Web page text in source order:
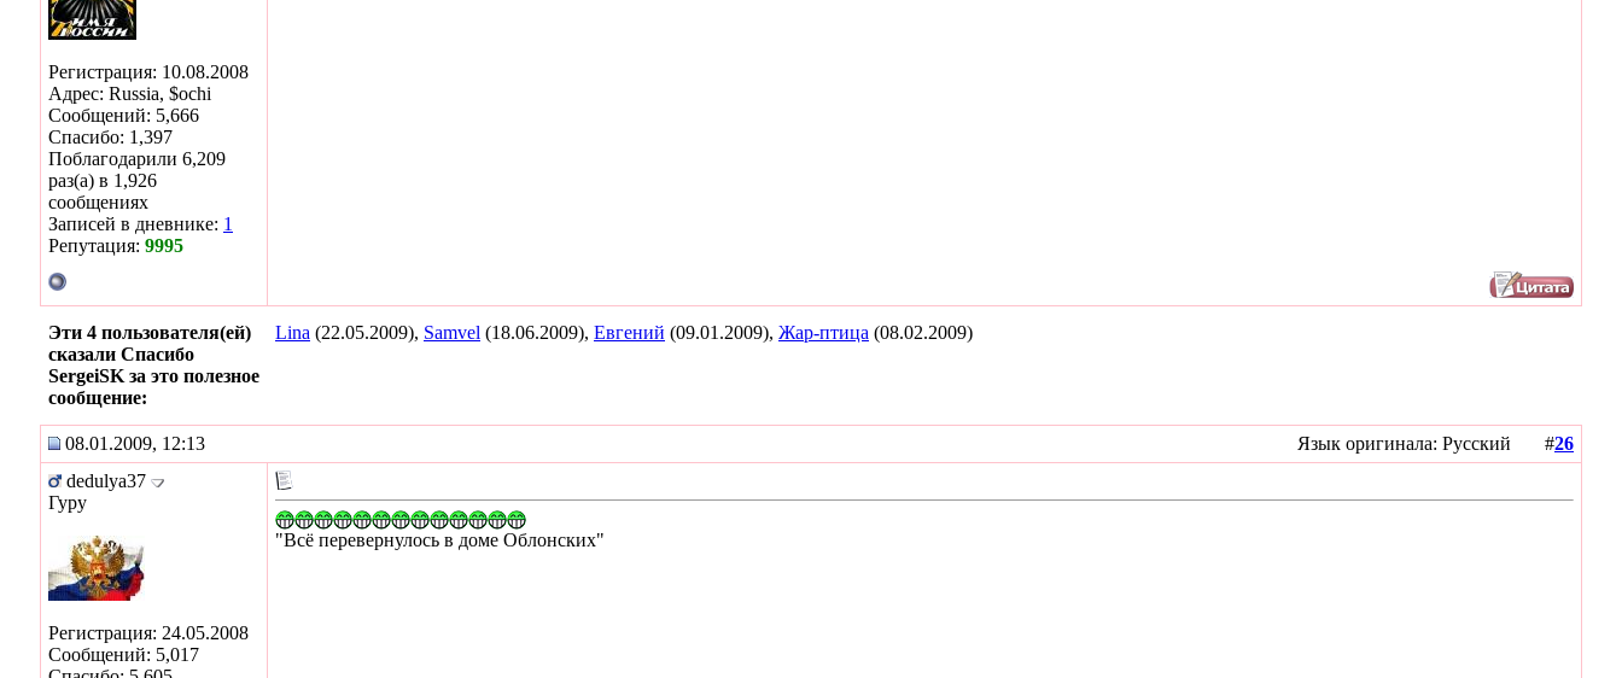
Регистрация: 10.08.2008
Адрес: Russia, $ochi
Сообщений: 5,666
Спасибо: 1,397
Поблагодарили 6,209
раз(а) в 1,926
сообщениях
Записей в дневнике: 1
Репутация: 9995
Эти 4 пользователя(ей)
сказали Спасибо
SergeiSK за это полезное
сообщение:
Lina (22.05.2009), Samvel (18.06.2009), Евгений (09.01.2009), Жар-птица (08.02.2009)
08.01.2009, 12:13 Язык оригинала: Русский #26
dedulya37
Гуру
Регистрация: 24.05.2008
Сообщений: 5,017
"Всё перевернулось в доме Облонских"